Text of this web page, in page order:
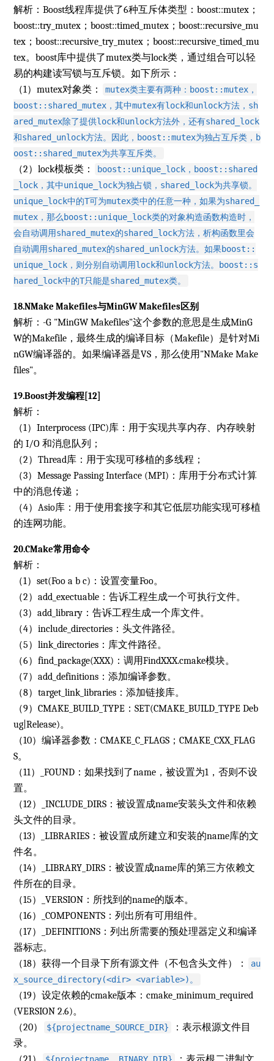
解析：Boost线程库提供了6种互斥体类型：boost::mutex；
boost::try_mutex；boost::timed_mutex；boost::recursive_mu
tex；boost::recursive_try_mutex；boost::recursive_timed_mu
tex。boost库中提供了mutex类与lock类，通过组合可以轻
易的构建读写锁与互斥锁。如下所示：
（1）mutex对象类：
mutex类主要有两种：boost::mutex，
boost::shared_mutex，其中mutex有lock和unlock方法，sh
ared_mutex除了提供lock和unlock方法外，还有shared_lock
和shared_unlock方法。因此，boost::mutex为独占互斥类，b
oost::shared_mutex为共享互斥类。
（2）lock模板类：
boost::unique_lock，boost::shared
_lock，其中unique_lock为独占锁，shared_lock为共享锁。
unique_lock中的T可为mutex类中的任意一种，如果为shared_
mutex，那么boost::unique_lock类的对象构造函数构造时，
会自动调用shared_mutex的shared_lock方法，析构函数里会
自动调用shared_mutex的shared_unlock方法。如果boost::
unique_lock，则分别自动调用lock和unlock方法。boost::s
hared_lock中的T只能是shared_mutex类。
18.NMake Makefiles与MinGW Makefiles区别
解析：-G "MinGW Makefiles"这个参数的意思是生成MinG
W的Makefile，最终生成的编译目标（Makefile）是针对Mi
nGW编译器的。如果编译器是VS，那么使用"NMake Make
files"。
19.Boost并发编程[12]
解析：
（1）Interprocess (IPC)库：用于实现共享内存、内存映射
的 I/O 和消息队列；
（2）Thread库：用于实现可移植的多线程；
（3）Message Passing Interface (MPI)：库用于分布式计算
中的消息传递；
（4）Asio库：用于使用套接字和其它低层功能实现可移植
的连网功能。
20.CMake常用命令
解析：
（1）set(Foo a b c)：设置变量Foo。
（2）add_exectuable：告诉工程生成一个可执行文件。
（3）add_library：告诉工程生成一个库文件。
（4）include_directories：头文件路径。
（5）link_directories：库文件路径。
（6）find_package(XXX)：调用FindXXX.cmake模块。
（7）add_definitions：添加编译参数。
（8）target_link_libraries：添加链接库。
（9）CMAKE_BUILD_TYPE：SET(CMAKE_BUILD_TYPE Deb
ug|Release)。
（10）编译器参数：CMAKE_C_FLAGS；CMAKE_CXX_FLAG
S。
（11）
_FOUND：如果找到了name，被设置为1，否则不设
置。
（12）
_INCLUDE_DIRS：被设置成name安装头文件和依赖
头文件的目录。
（13）
_LIBRARIES：被设置成所建立和安装的name库的文
件名。
（14）
_LIBRARY_DIRS：被设置成name库的第三方依赖文
件所在的目录。
（15）
_VERSION：所找到的name的版本。
（16）
_COMPONENTS：列出所有可用组件。
（17）
_DEFINITIONS：列出所需要的预处理器定义和编译
器标志。
（18）获得一个目录下所有源文件（不包含头文件）：
au
x_source_directory(<dir> <variable>)。
（19）设定依赖的cmake版本：cmake_minimum_required
(VERSION 2.6)。
（20）
${projectname_SOURCE_DIR}
：表示根源文件目
录。